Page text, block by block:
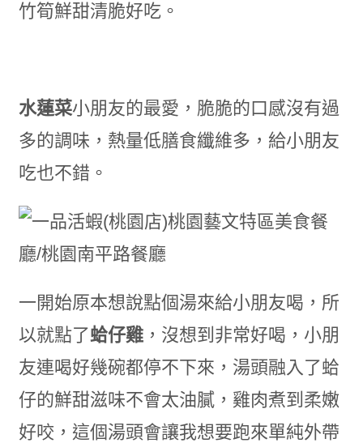
竹筍鮮甜清脆好吃。
水蓮菜小朋友的最愛，脆脆的口感沒有過
多的調味，熱量低膳食纖維多，給小朋友
吃也不錯。
一開始原本想說點個湯來給小朋友喝，所
以就點了蛤仔雞，沒想到非常好喝，小朋
友連喝好幾碗都停不下來，湯頭融入了蛤
仔的鮮甜滋味不會太油膩，雞肉煮到柔嫩
好咬，這個湯頭會讓我想要跑來單純外帶